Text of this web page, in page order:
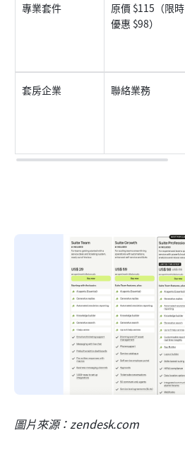
專業套件
原價 $115（限時
優惠 $98）
套房企業 聯絡業務
圖片來源：zendesk.com